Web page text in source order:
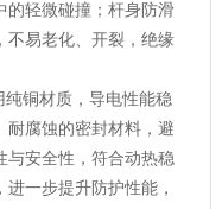
的轻微碰撞；杆身防滑
不易老化、开裂，绝缘
铜材质，导电性能稳
耐腐蚀的密封材料，避
与安全性，符合动热稳
一步提升防护性能，